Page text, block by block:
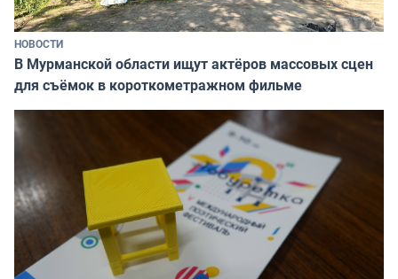
НОВОСТИ
В Мурманской области ищут актёров массовых сцен
для съёмок в короткометражном фильме